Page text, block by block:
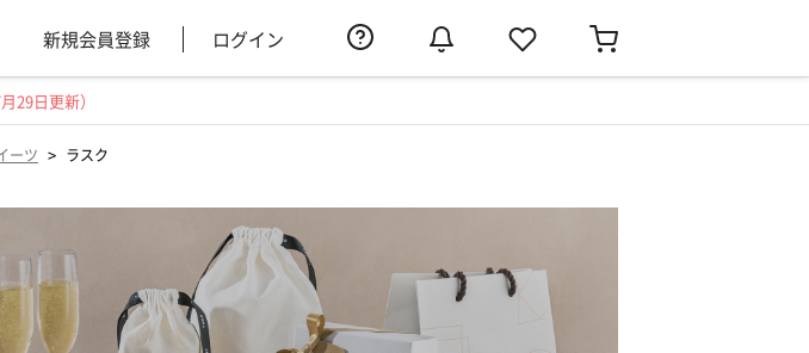
新規会員登録 ログイン
29日更新）
ーツ > ラスク